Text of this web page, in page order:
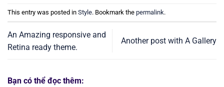
This entry was posted in Style. Bookmark the permalink.
An Amazing responsive and
Retina ready theme.
Another post with A Gallery
Bạn có thể đọc thêm: